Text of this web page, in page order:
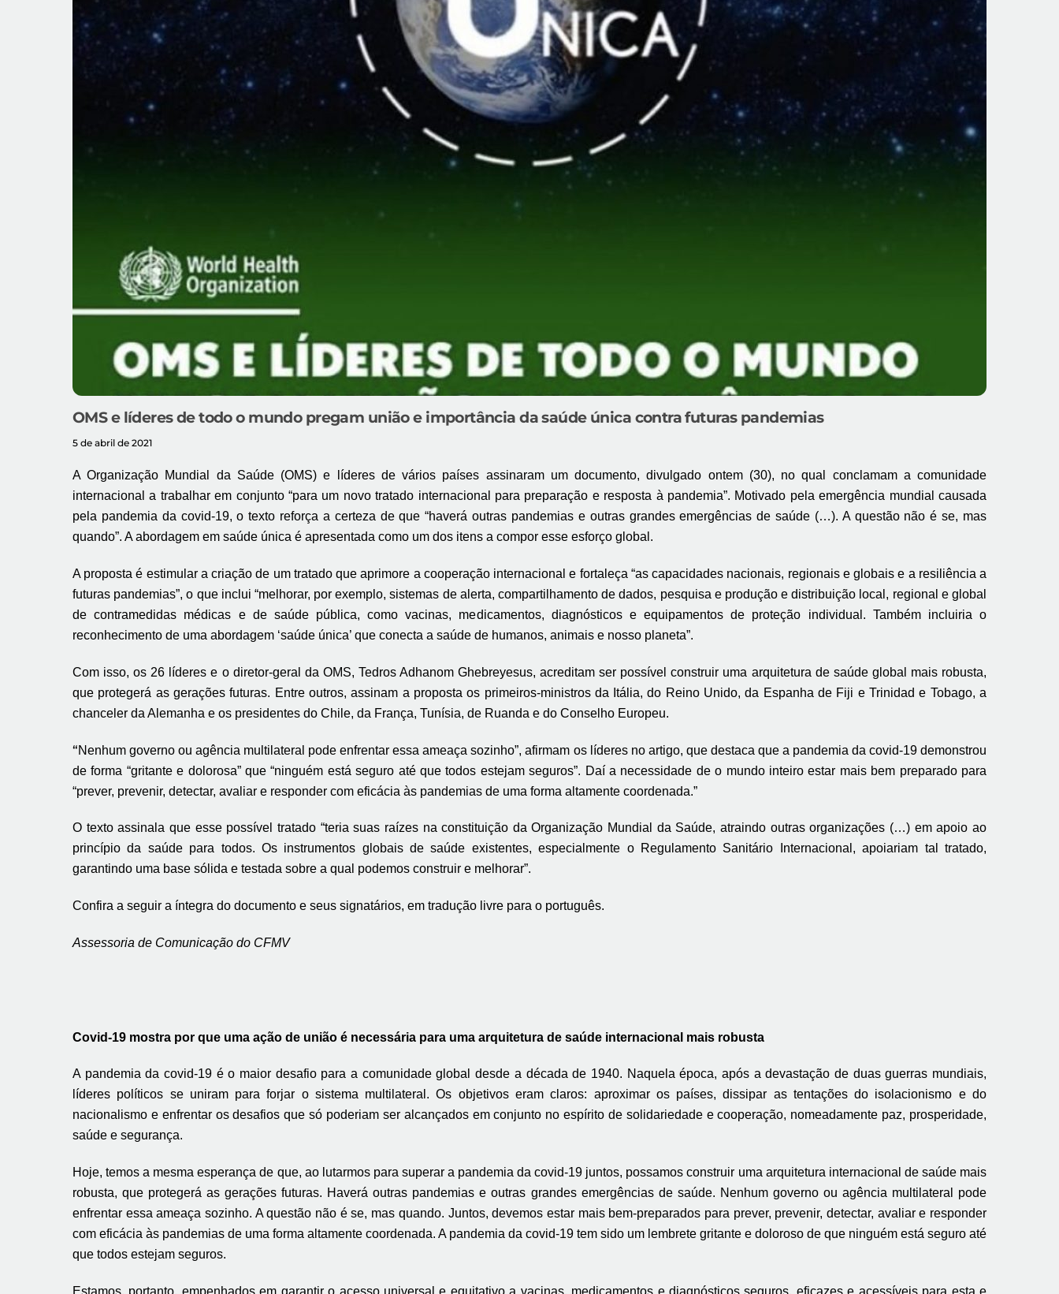
OMS e líderes de todo o mundo pregam união e importância da saúde única contra futuras pandemias
5 de abril de 2021
A Organização Mundial da Saúde (OMS) e líderes de vários países assinaram um documento, divulgado ontem (30), no qual conclamam a comunidade
internacional a trabalhar em conjunto “para um novo tratado internacional para preparação e resposta à pandemia”. Motivado pela emergência mundial causada
pela pandemia da covid-19, o texto reforça a certeza de que “haverá outras pandemias e outras grandes emergências de saúde (…). A questão não é se, mas
quando”. A abordagem em saúde única é apresentada como um dos itens a compor esse esforço global.
A proposta é estimular a criação de um tratado que aprimore a cooperação internacional e fortaleça “as capacidades nacionais, regionais e globais e a resiliência a
futuras pandemias”, o que inclui “melhorar, por exemplo, sistemas de alerta, compartilhamento de dados, pesquisa e produção e distribuição local, regional e global
de contramedidas médicas e de saúde pública, como vacinas, medicamentos, diagnósticos e equipamentos de proteção individual. Também incluiria o
reconhecimento de uma abordagem ‘saúde única’ que conecta a saúde de humanos, animais e nosso planeta”.
Com isso, os 26 líderes e o diretor-geral da OMS, Tedros Adhanom Ghebreyesus, acreditam ser possível construir uma arquitetura de saúde global mais robusta,
que protegerá as gerações futuras. Entre outros, assinam a proposta os primeiros-ministros da Itália, do Reino Unido, da Espanha de Fiji e Trinidad e Tobago, a
chanceler da Alemanha e os presidentes do Chile, da França, Tunísia, de Ruanda e do Conselho Europeu.
“Nenhum governo ou agência multilateral pode enfrentar essa ameaça sozinho”, afirmam os líderes no artigo, que destaca que a pandemia da covid-19 demonstrou
de forma “gritante e dolorosa” que “ninguém está seguro até que todos estejam seguros”. Daí a necessidade de o mundo inteiro estar mais bem preparado para
“prever, prevenir, detectar, avaliar e responder com eficácia às pandemias de uma forma altamente coordenada.”
O texto assinala que esse possível tratado “teria suas raízes na constituição da Organização Mundial da Saúde, atraindo outras organizações (…) em apoio ao
princípio da saúde para todos. Os instrumentos globais de saúde existentes, especialmente o Regulamento Sanitário Internacional, apoiariam tal tratado,
garantindo uma base sólida e testada sobre a qual podemos construir e melhorar”.
Confira a seguir a íntegra do documento e seus signatários, em tradução livre para o português.
Assessoria de Comunicação do CFMV
Covid-19 mostra por que uma ação de união é necessária para uma arquitetura de saúde internacional mais robusta
A pandemia da covid-19 é o maior desafio para a comunidade global desde a década de 1940. Naquela época, após a devastação de duas guerras mundiais,
líderes políticos se uniram para forjar o sistema multilateral. Os objetivos eram claros: aproximar os países, dissipar as tentações do isolacionismo e do
nacionalismo e enfrentar os desafios que só poderiam ser alcançados em conjunto no espírito de solidariedade e cooperação, nomeadamente paz, prosperidade,
saúde e segurança.
Hoje, temos a mesma esperança de que, ao lutarmos para superar a pandemia da covid-19 juntos, possamos construir uma arquitetura internacional de saúde mais
robusta, que protegerá as gerações futuras. Haverá outras pandemias e outras grandes emergências de saúde. Nenhum governo ou agência multilateral pode
enfrentar essa ameaça sozinho. A questão não é se, mas quando. Juntos, devemos estar mais bem-preparados para prever, prevenir, detectar, avaliar e responder
com eficácia às pandemias de uma forma altamente coordenada. A pandemia da covid-19 tem sido um lembrete gritante e doloroso de que ninguém está seguro até
que todos estejam seguros.
Estamos, portanto, empenhados em garantir o acesso universal e equitativo a vacinas, medicamentos e diagnósticos seguros, eficazes e acessíveis para esta e